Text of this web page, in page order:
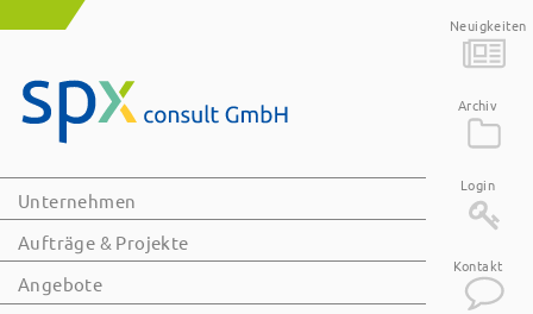
Neuigkeiten
Archiv
Login
Kontakt
Unternehmen
Aufträge & Projekte
Angebote